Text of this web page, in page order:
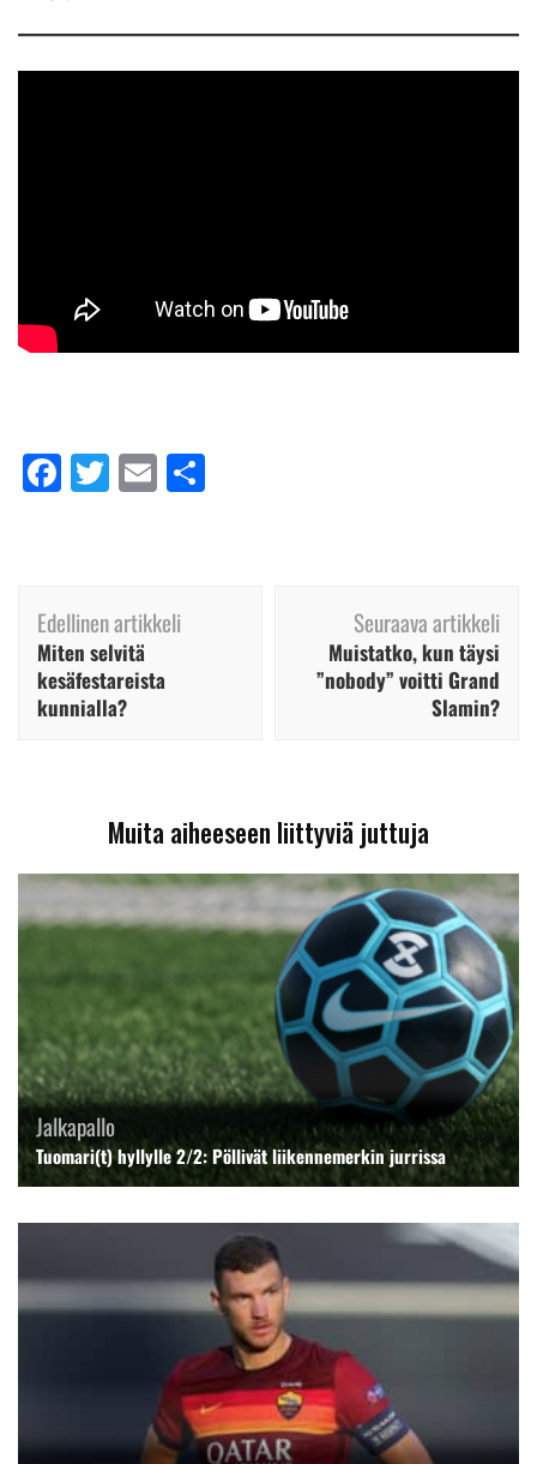
Facebook
Twitter
Email
Artikkelien
selaus
Edellinen artikkeli
Miten selvitä
kesäfestareista
kunnialla?
Seuraava artikkeli
Muistatko, kun täysi
”nobody” voitti Grand
Slamin?
Muita aiheeseen liittyviä juttuja
Jalkapallo
Tuomari(t) hyllylle 2/2: Pöllivät liikennemerkin jurrissa